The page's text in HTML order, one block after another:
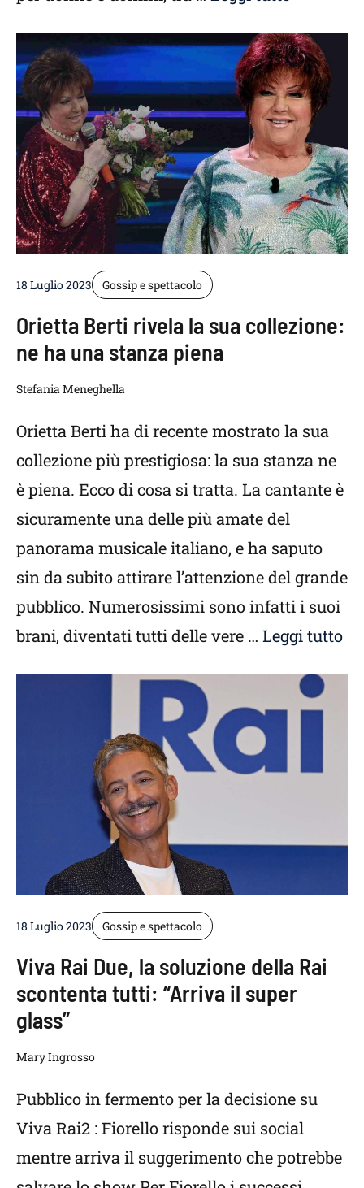
18 Luglio 2023 Gossip e spettacolo
Orietta Berti rivela la sua collezione:
ne ha una stanza piena
Stefania Meneghella
Orietta Berti ha di recente mostrato la sua
collezione più prestigiosa: la sua stanza ne
è piena. Ecco di cosa si tratta. La cantante è
sicuramente una delle più amate del
panorama musicale italiano, e ha saputo
sin da subito attirare l’attenzione del grande
pubblico. Numerosissimi sono infatti i suoi
brani, diventati tutti delle vere … Leggi tutto
18 Luglio 2023 Gossip e spettacolo
Viva Rai Due, la soluzione della Rai
scontenta tutti: “Arriva il super
glass”
Mary Ingrosso
Pubblico in fermento per la decisione su
Viva Rai2 : Fiorello risponde sui social
mentre arriva il suggerimento che potrebbe